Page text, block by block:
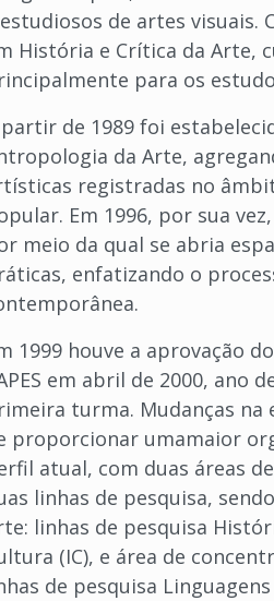
de artes visuais.
História e Crítica da Arte,
para os
de 1989 foi
da Arte,
registradas no
Em 1996, por sua
meio da qual se abria
enfatizando o
1999 houve a aprovação
em abril de 2000, ano
turma. Mudanças
proporcionar umamaior
atual, com duas áreas
linhas de pesquisa,
linhas de pesquisa
(IC), e área de
de pesquisa